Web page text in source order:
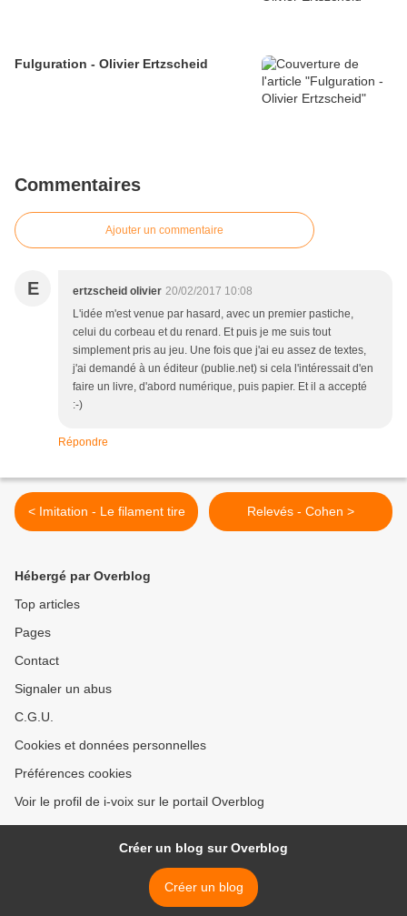
Fulguration - Olivier Ertzscheid
Commentaires
Ajouter un commentaire
E ertzscheid olivier 20/02/2017 10:08
L'idée m'est venue par hasard, avec un premier pastiche,
celui du corbeau et du renard. Et puis je me suis tout
simplement pris au jeu. Une fois que j'ai eu assez de textes,
j'ai demandé à un éditeur (publie.net) si cela l'intéressait d'en
faire un livre, d'abord numérique, puis papier. Et il a accepté
:-)
Répondre
< Imitation - Le filament tire Relevés - Cohen >
Hébergé par Overblog
Top articles
Pages
Contact
Signaler un abus
C.G.U.
Cookies et données personnelles
Préférences cookies
Voir le profil de i-voix sur le portail Overblog
Créer un blog sur Overblog
Créer un blog